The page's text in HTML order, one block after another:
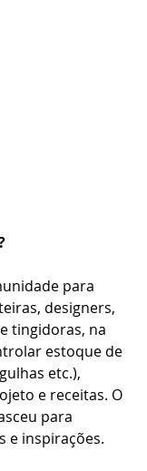
para
designers,
tingidoras, na
estoque de
etc.),
e receitas. O
para
e inspirações.